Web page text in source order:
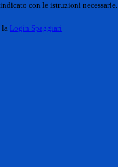
con le istruzioni necessarie.
la Login Spaggiari